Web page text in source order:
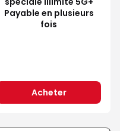
Payable en plusieurs
fois
Acheter